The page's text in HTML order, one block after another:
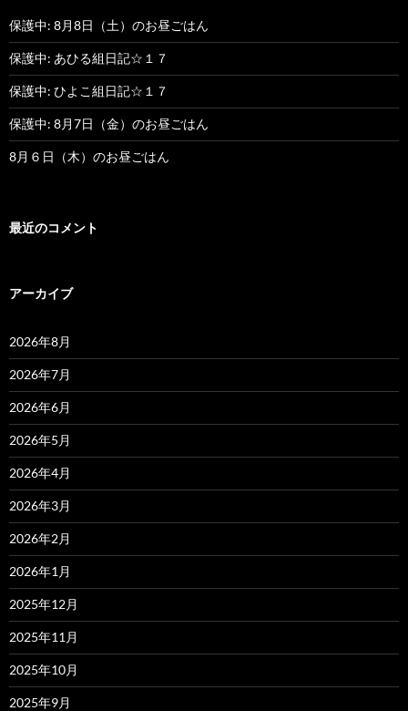
保護中: 8月8日（土）のお昼ごはん
保護中: あひる組日記☆１７
保護中: ひよこ組日記☆１７
保護中: 8月7日（金）のお昼ごはん
8月６日（木）のお昼ごはん
最近のコメント
アーカイブ
2026年8月
2026年7月
2026年6月
2026年5月
2026年4月
2026年3月
2026年2月
2026年1月
2025年12月
2025年11月
2025年10月
2025年9月